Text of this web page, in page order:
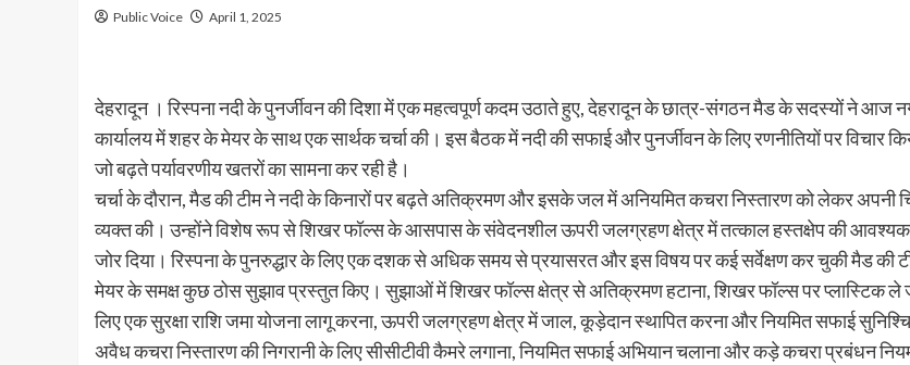
Public Voice April 1, 2025
देहरादून । रिस्पना नदी के पुनर्जीवन की दिशा में एक महत्वपूर्ण कदम उठाते हुए, देहरादून के छात्र-संगठन मैड के सदस्यों ने आज
कार्यालय में शहर के मेयर के साथ एक सार्थक चर्चा की। इस बैठक में नदी की सफाई और पुनर्जीवन के लिए रणनीतियों पर विचार
जो बढ़ते पर्यावरणीय खतरों का सामना कर रही है।
चर्चा के दौरान, मैड की टीम ने नदी के किनारों पर बढ़ते अतिक्रमण और इसके जल में अनियमित कचरा निस्तारण को लेकर अपनी
व्यक्त की। उन्होंने विशेष रूप से शिखर फॉल्स के आसपास के संवेदनशील ऊपरी जलग्रहण क्षेत्र में तत्काल हस्तक्षेप की
जोर दिया। रिस्पना के पुनरुद्धार के लिए एक दशक से अधिक समय से प्रयासरत और इस विषय पर कई सर्वेक्षण कर चुकी मैड की
मेयर के समक्ष कुछ ठोस सुझाव प्रस्तुत किए। सुझाओं में शिखर फॉल्स क्षेत्र से अतिक्रमण हटाना, शिखर फॉल्स पर प्लास्टिक ले
लिए एक सुरक्षा राशि जमा योजना लागू करना, ऊपरी जलग्रहण क्षेत्र में जाल, कूड़ेदान स्थापित करना और नियमित सफाई
अवैध कचरा निस्तारण की निगरानी के लिए सीसीटीवी कैमरे लगाना, नियमित सफाई अभियान चलाना और कड़े कचरा प्रबंधन